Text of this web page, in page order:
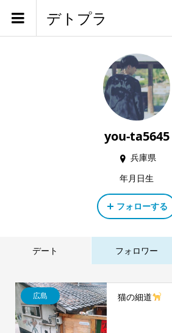
デトプラ
you-ta5645
兵庫県
年月日生
フォローする
デート フォロワー
広島 猫の細道